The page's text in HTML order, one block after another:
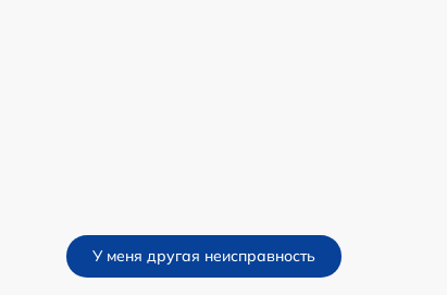
У меня другая неисправность